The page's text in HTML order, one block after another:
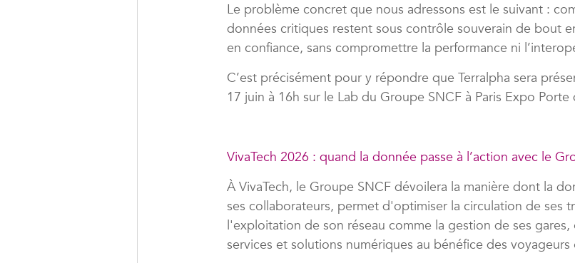
Le problème concret que nous adressons est le suivant :
données critiques restent sous contrôle souverain de bout
en confiance, sans compromettre la performance ni
C’est précisément pour y répondre que Terralpha sera
17 juin à 16h sur le Lab du Groupe SNCF à Paris Expo Porte
VivaTech 2026 : quand la donnée passe à l’action avec le
À VivaTech, le Groupe SNCF dévoilera la manière dont la
ses collaborateurs, permet d'optimiser la circulation de ses
l'exploitation de son réseau comme la gestion de ses
services et solutions numériques au bénéfice des